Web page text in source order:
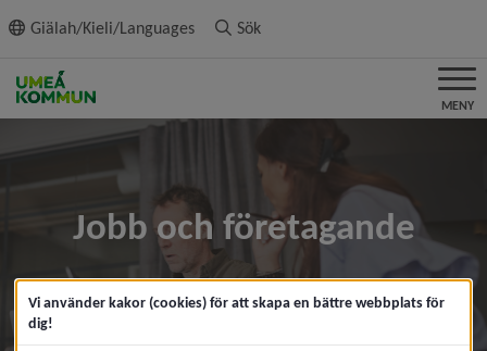
innehållet
Giälah/Kieli/Languages Sök
MENY
Jobb och företagande
Vi använder kakor (cookies) för att skapa en bättre webbplats för
dig!